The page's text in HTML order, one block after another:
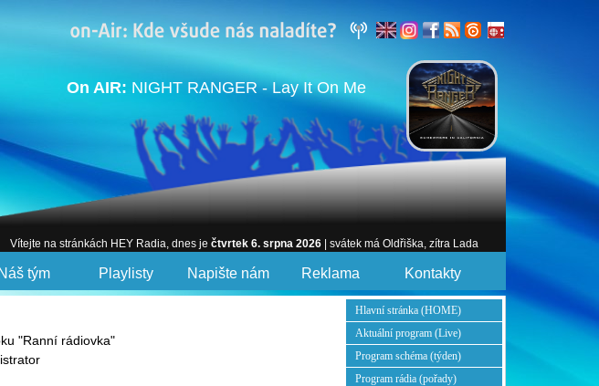
On AIR: NIGHT RANGER - Lay It On Me
Vítejte na stránkách HEY Radia, dnes je čtvrtek 6. srpna 2026 | svátek má Oldřiška, zítra Lada
Náš tým Playlisty Napište nám Reklama Kontakty
"Ranní rádiovka"
Hlavní stránka (HOME)
Aktuální program (Live)
Program schéma (týden)
Program rádia (pořady)